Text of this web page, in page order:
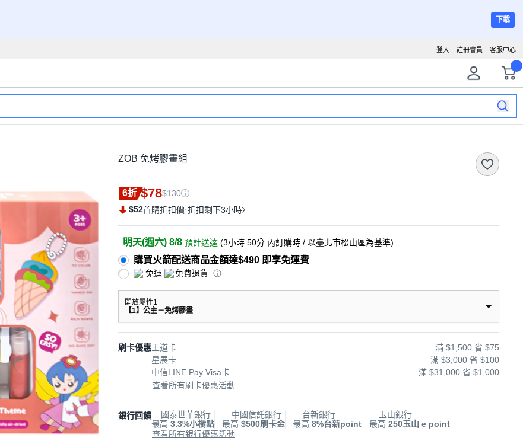
下載
客服中心
註冊會員
登入
ZOB 免烤膠畫組
6折 $78$130
$52首購折扣價·折扣剩下3小時
明天(週六) 8/8 預計送達 (3小時 50分 內訂購時 / 以臺北市松山區為基準)
購買火箭配送商品金額達$490 即享免運費
免運 免費退貨
開放屬性1
【1】公主－免烤膠畫
刷卡優惠王道卡
滿 $1,500 省 $75
星展卡
滿 $3,000 省 $100
中信LINE Pay Visa卡
滿 $31,000 省 $1,000
查看所有刷卡優惠活動
銀行回饋
國泰世華銀行
最高 3.3%小樹點
中國信託銀行
最高 $500刷卡金
台新銀行
最高 8%台新point
玉山銀行
最高 250玉山 e point
查看所有銀行優惠活動